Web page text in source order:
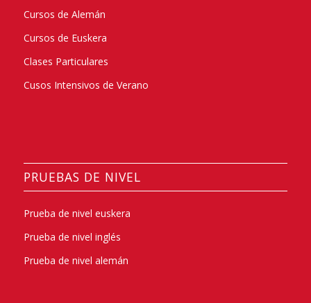
Cursos de Alemán
Cursos de Euskera
Clases Particulares
Cusos Intensivos de Verano
PRUEBAS DE NIVEL
Prueba de nivel euskera
Prueba de nivel inglés
Prueba de nivel alemán